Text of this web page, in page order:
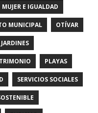
MUJER E IGUALDAD
MUNICIPAL OTÍVAR
PLAYAS
SERVICIOS SOCIALES